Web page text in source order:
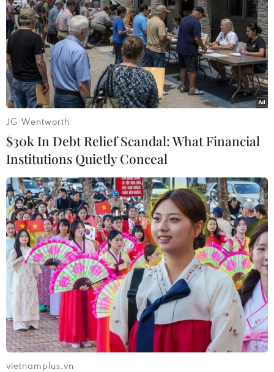
cái nôi của ca trù vùng duyên hải Bắc Bộ.
Các thế hệ Lớp lớp ca nương, kép đàn của Đông Môn vẫn tâm
huyết với nghệ thuật truyền thống của quê hương. (Ảnh: An
Đăng/TTXVN)
JG Wentworth
$30k In Debt Relief Scandal: What Financial
Institutions Quietly Conceal
vietnamplus.vn